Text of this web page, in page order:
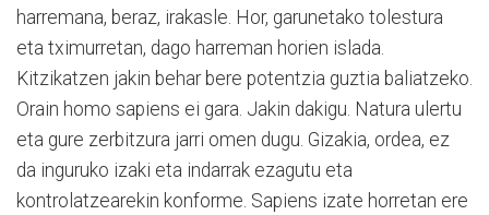
harremana, beraz, irakasle. Hor, garunetako tolestura
eta tximurretan, dago harreman horien islada.
Kitzikatzen jakin behar bere potentzia guztia baliatzeko.
Orain homo sapiens ei gara. Jakin dakigu. Natura ulertu
eta gure zerbitzura jarri omen dugu. Gizakia, ordea, ez
da inguruko izaki eta indarrak ezagutu eta
kontrolatzearekin konforme. Sapiens izate horretan ere